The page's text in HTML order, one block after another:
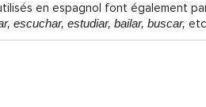
en espagnol font également
escuchar, estudiar, bailar, buscar,